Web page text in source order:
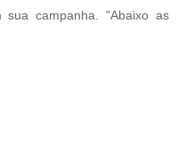
sua campanha. "Abaixo as